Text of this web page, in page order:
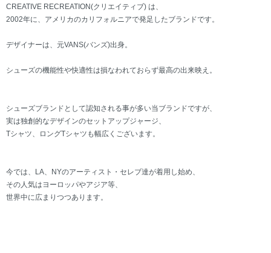
CREATIVE RECREATION(クリエイティブ) は、
2002年に、アメリカのカリフォルニアで発足したブランドです。
デザイナーは、元VANS(バンズ)出身。
シューズの機能性や快適性は損なわれておらず最高の出来映え。
シューズブランドとして認知される事が多い当ブランドですが、
実は独創的なデザインのセットアップジャージ、
Tシャツ、ロングTシャツも幅広くございます。
今では、LA、NYのアーティスト・セレブ達が着用し始め、
その人気はヨーロッパやアジア等、
世界中に広まりつつあります。